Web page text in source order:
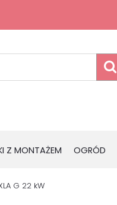
Z MONTAŻEM OGRÓD
G 22 kW